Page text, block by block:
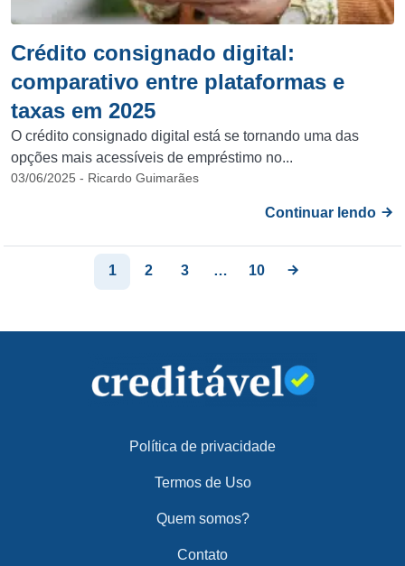
Crédito consignado digital:
comparativo entre plataformas e
taxas em 2025
O crédito consignado digital está se tornando uma das
opções mais acessíveis de empréstimo no...
03/06/2025 - Ricardo Guimarães
Continuar lendo
1 2 3 … 10
Política de privacidade
Termos de Uso
Quem somos?
Contato